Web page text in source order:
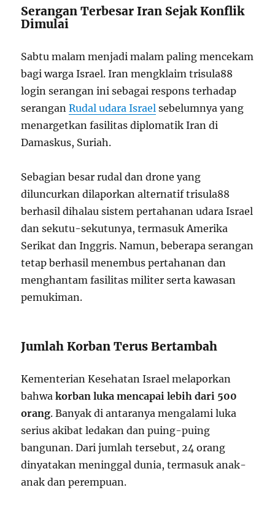
Serangan Terbesar Iran Sejak Konflik
Dimulai
Sabtu malam menjadi malam paling mencekam
bagi warga Israel. Iran mengklaim trisula88
login serangan ini sebagai respons terhadap
seranganRudal udara Israel sebelumnya yang
menargetkan fasilitas diplomatik Iran di
Damaskus, Suriah.
Sebagian besar rudal dan drone yang
diluncurkan dilaporkan alternatif trisula88
berhasil dihalau sistem pertahanan udara Israel
dan sekutu-sekutunya, termasuk Amerika
Serikat dan Inggris. Namun, beberapa serangan
tetap berhasil menembus pertahanan dan
menghantam fasilitas militer serta kawasan
pemukiman.
Jumlah Korban Terus Bertambah
Kementerian Kesehatan Israel melaporkan
bahwakorban luka mencapai lebih dari 500
orang. Banyak di antaranya mengalami luka
serius akibat ledakan dan puing-puing
bangunan. Dari jumlah tersebut, 24 orang
dinyatakan meninggal dunia, termasuk anak-
anak dan perempuan.